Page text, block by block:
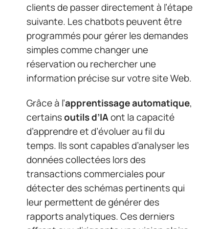
clients de passer directement à l’étape
suivante. Les chatbots peuvent être
programmés pour gérer les demandes
simples comme changer une
réservation ou rechercher une
information précise sur votre site Web.
Grâce à l’apprentissage automatique,
certainsoutils d’IAont la capacité
d’apprendre et d’évoluer au fil du
temps. Ils sont capables d’analyser les
données collectées lors des
transactions commerciales pour
détecter des schémas pertinents qui
leur permettent de générer des
rapports analytiques. Ces derniers